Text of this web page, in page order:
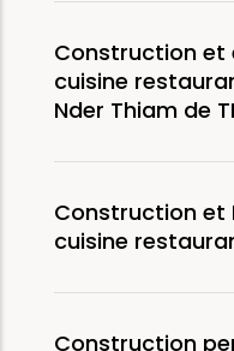
Construction et
cuisine
Nder Thiam de
Construction et
cuisine
Construction